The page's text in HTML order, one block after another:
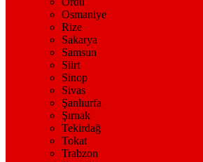
Osmaniye
Rize
Sakarya
Samsun
Siirt
Sinop
Sivas
Şanlıurfa
Şırnak
Tekirdağ
Tokat
Trabzon